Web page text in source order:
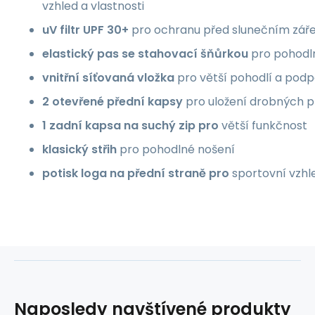
vzhled a vlastnosti
uV filtr UPF 30+ pro ochranu před slunečním
elastický pas se stahovací šňůrkou pro
vnitřní síťovaná vložka pro větší pohodlí a
2 otevřené přední kapsy pro uložení drobných
1 zadní kapsa na suchý zip pro větší funkčnost
klasický střih pro pohodlné nošení
potisk loga na přední straně pro sportovní
Naposledy navštívené produkty